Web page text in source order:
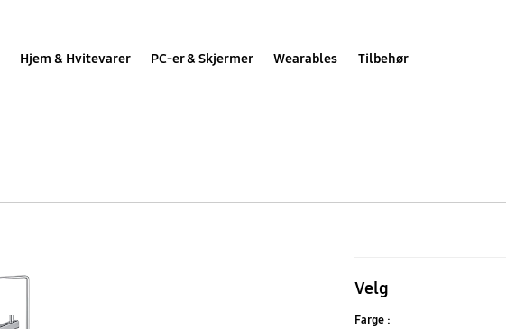
Hjem & Hvitevarer PC-er & Skjermer Wearables Tilbehør
RS272
Velg
Farge :